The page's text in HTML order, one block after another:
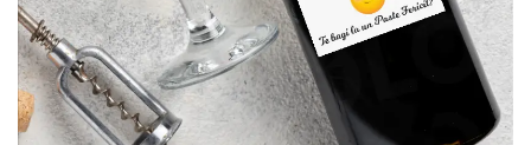
Body bebelusi personalizate
Perne personalizate
Plusuri personalizate
Agende personalizate
Cadouri pentru Doctori
Cadouri Pensionare
Cadouri Profesori